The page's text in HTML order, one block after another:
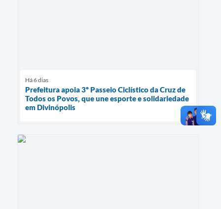
Há 6 dias
Prefeitura apoia 3º Passeio Ciclístico da Cruz de
Todos os Povos, que une esporte e solidariedade
em Divinópolis